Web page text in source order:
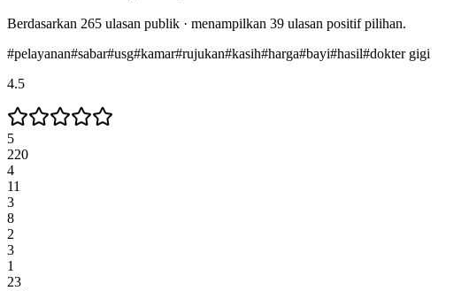
Berdasarkan 265 ulasan publik · menampilkan 39 ulasan positif pilihan.
#pelayanan#sabar#usg#kamar#rujukan#kasih#harga#bayi#hasil#dokter gigi
4.5
5
220
4
11
3
8
2
3
1
23